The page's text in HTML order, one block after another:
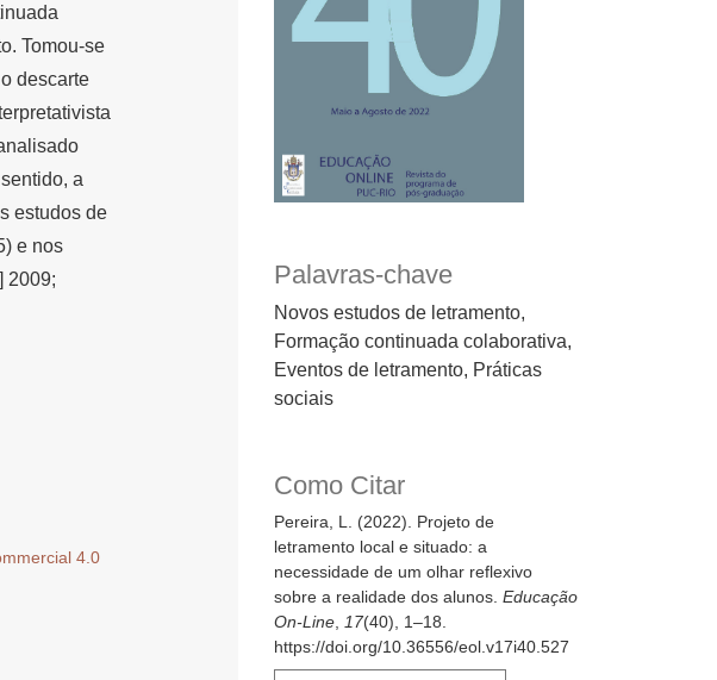
Palavras-chave
Novos estudos de letramento,
Formação continuada colaborativa,
Eventos de letramento, Práticas
sociais
Como Citar
Pereira, L. (2022). Projeto de
letramento local e situado: a
necessidade de um olhar reflexivo
sobre a realidade dos alunos. Educação
On-Line
17(40), 1–18.
https://doi.org/10.36556/eol.v17i40.527
Tomou-se
descarte
a
estudos de
e nos
2009;
4.0